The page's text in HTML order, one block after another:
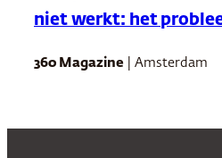
niet werkt: het
360 Magazine | Amsterdam